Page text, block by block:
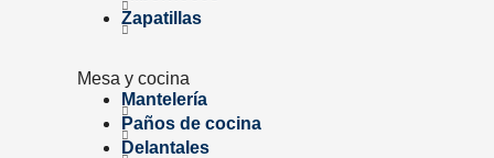
Zapatillas
Mesa y cocina
Mantelería
Paños de cocina
Delantales